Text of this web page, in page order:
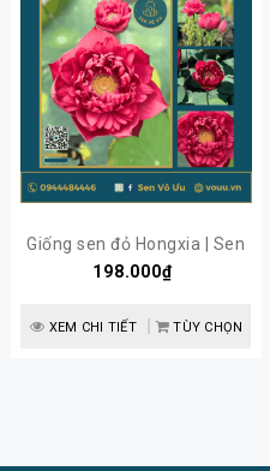
Giống sen đỏ Hongxia | Sen
Vô Ưu
198.000₫
XEM CHI TIẾT TÙY CHỌN